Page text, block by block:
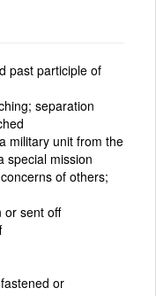
past participle of
separation
military unit from the
special mission
of others;
or sent off
or